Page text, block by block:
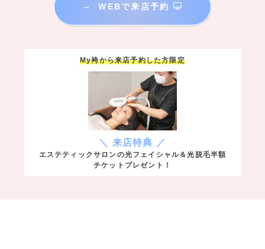
→ WEBで来店予約
My袴から来店予約した方限定
＼ 来店特典 ／
エステティックサロンの光フェイシャル＆光脱毛半額
チケットプレゼント！